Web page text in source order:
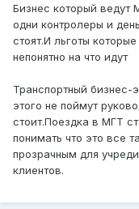
Бизнес который ведут
одни контролеры и
стоят.И льготы
непонятно на что идут
Транспортный бизнес-
этого не поймут
стоит.Поездка в МГТ
понимать что это все
прозрачным для
клиентов.